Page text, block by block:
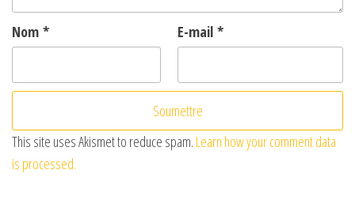
Nom * E-mail *
This site uses Akismet to reduce spam. Learn how your comment data
is processed.